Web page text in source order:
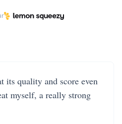
its quality and score even
myself, a really strong